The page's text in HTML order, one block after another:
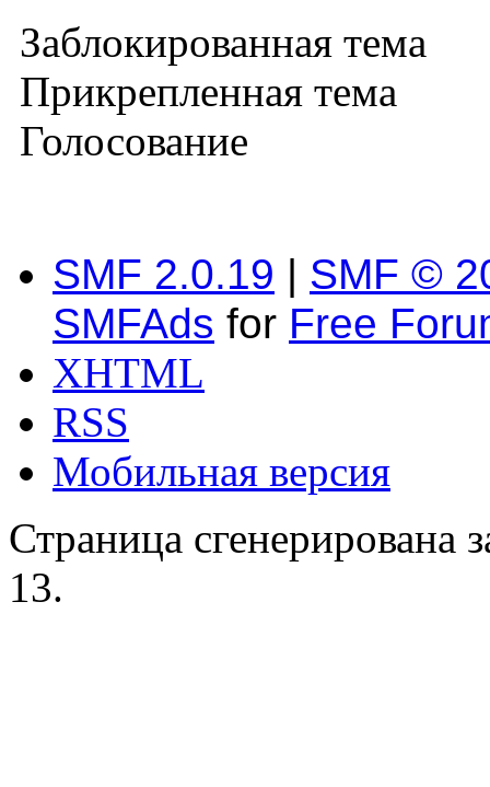
Заблокированная тема
Прикрепленная тема
Голосование
SMF 2.0.19 | SMF ©
SMFAds for Free
XHTML
RSS
Мобильная версия
Страница сгенерирована
13.